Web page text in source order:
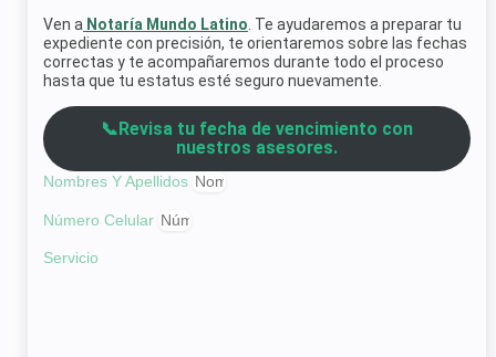
Ven a Notaría Mundo Latino . Te ayudaremos a preparar tu
expediente con precisión, te orientaremos sobre las fechas
correctas y te acompañaremos durante todo el proceso
hasta que tu estatus esté seguro nuevamente.
📞Revisa tu fecha de vencimiento con
nuestros asesores.
Nombres Y Apellidos
Número Celular
Servicio